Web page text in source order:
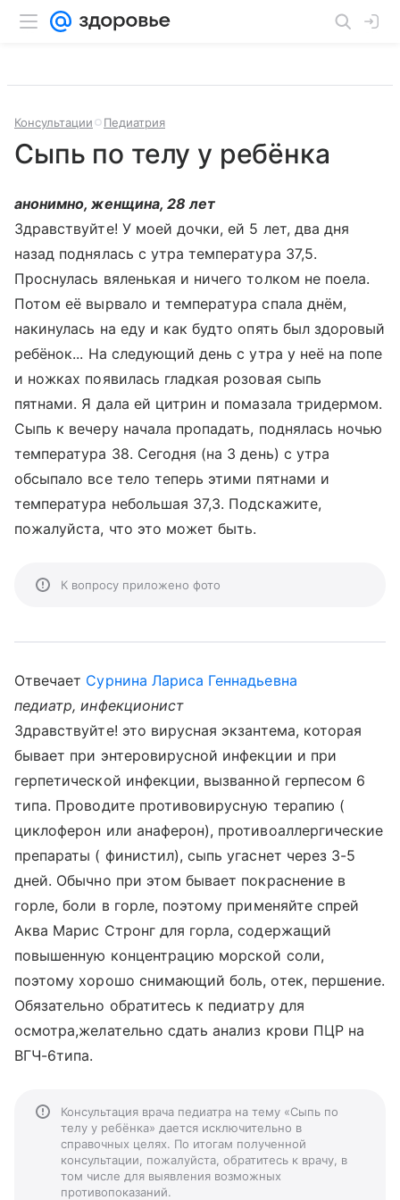
Консультации Педиатрия
Сыпь по телу у ребёнка
анонимно, женщина, 28 лет
Здравствуйте! У моей дочки, ей 5 лет, два дня
назад поднялась с утра температура 37,5.
Проснулась вяленькая и ничего толком не поела.
Потом её вырвало и температура спала днём,
накинулась на еду и как будто опять был здоровый
ребёнок... На следующий день с утра у неё на попе
и ножках появилась гладкая розовая сыпь
пятнами. Я дала ей цитрин и помазала тридермом.
Сыпь к вечеру начала пропадать, поднялась ночью
температура 38. Сегодня (на 3 день) с утра
обсыпало все тело теперь этими пятнами и
температура небольшая 37,3. Подскажите,
пожалуйста, что это может быть.
К вопросу приложено фото
Отвечает Сурнина Лариса Геннадьевна
педиатр, инфекционист
Здравствуйте! это вирусная экзантема, которая
бывает при энтеровирусной инфекции и при
герпетической инфекции, вызванной герпесом 6
типа. Проводите противовирусную терапию (
циклоферон или анаферон), противоаллергические
препараты ( финистил), сыпь угаснет через 3-5
дней. Обычно при этом бывает покраснение в
горле, боли в горле, поэтому применяйте спрей
Аква Марис Стронг для горла, содержащий
повышенную концентрацию морской соли,
поэтому хорошо снимающий боль, отек, першение.
Обязательно обратитесь к педиатру для
осмотра,желательно сдать анализ крови ПЦР на
ВГЧ-6типа.
Консультация врача педиатра на тему «Сыпь по
телу у ребёнка» дается исключительно в
справочных целях. По итогам полученной
консультации, пожалуйста, обратитесь к врачу, в
том числе для выявления возможных
противопоказаний.